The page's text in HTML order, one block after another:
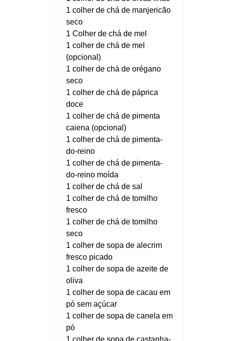
1 colher de chá de manjericão
seco
1 Colher de chá de mel
1 colher de chá de mel
(opcional)
1 colher de chá de orégano
seco
1 colher de chá de páprica
doce
1 colher de chá de pimenta
caiena (opcional)
1 colher de chá de pimenta-
do-reino
1 colher de chá de pimenta-
do-reino moída
1 colher de chá de sal
1 colher de chá de tomilho
fresco
1 colher de chá de tomilho
seco
1 colher de sopa de alecrim
fresco picado
1 colher de sopa de azeite de
oliva
1 colher de sopa de cacau em
pó sem açúcar
1 colher de sopa de canela em
pó
1 colher de sopa de castanha-